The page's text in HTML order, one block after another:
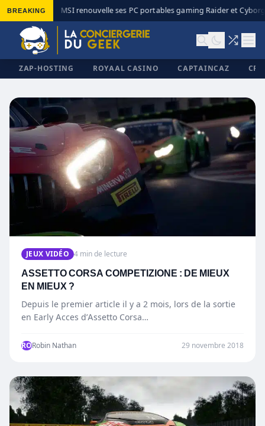
BREAKING MSI renouvelle ses PC portables gaming Raider et
ZAP-HOSTING ROYAAL CASINO CAPTAINCAZ
✕
JEUX VIDÉO 4 min de lecture
ASSETTO CORSA COMPETIZIONE : DE MIEUX
EN MIEUX ?
Depuis le premier article il y a 2 mois, lors de la sortie
en Early Acces d’Assetto Corsa…
RORobin Nathan 29 novembre 2018